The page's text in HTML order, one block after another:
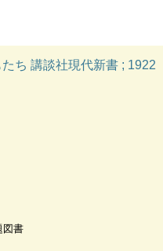
ち 講談社現代新書 ; 1922
図書